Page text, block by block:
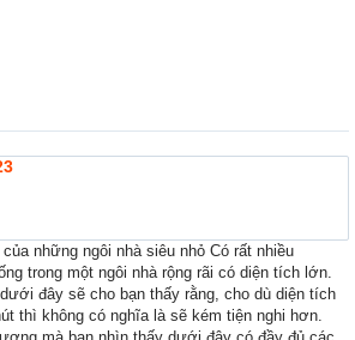
những ngôi nhà siêu nhỏ Có rất nhiều
trong một ngôi nhà rộng rãi có diện tích lớn.
đây sẽ cho bạn thấy rằng, cho dù diện tích
thì không có nghĩa là sẽ kém tiện nghi hơn.